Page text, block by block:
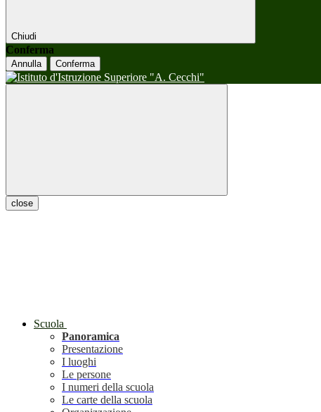
Chiudi
Conferma
Annulla Conferma
close
Scuola
Panoramica
Presentazione
I luoghi
Le persone
I numeri della scuola
Le carte della scuola